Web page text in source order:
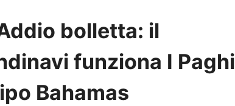
bolletta: il
funziona I Paghi
Bahamas